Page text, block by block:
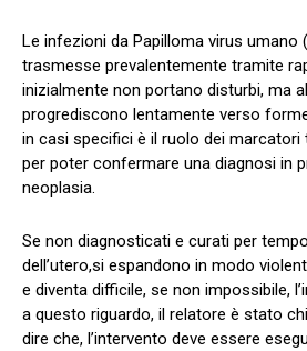
Le infezioni da Papilloma virus umano
trasmesse prevalentemente tramite
inizialmente non portano disturbi, ma
progrediscono lentamente verso
in casi specifici è il ruolo dei marcatori
per poter confermare una diagnosi in
neoplasia.
Se non diagnosticati e curati per
dell’utero,si espandono in modo
e diventa difficile, se non impossibile,
a questo riguardo, il relatore è stato
dire che, l’intervento deve essere